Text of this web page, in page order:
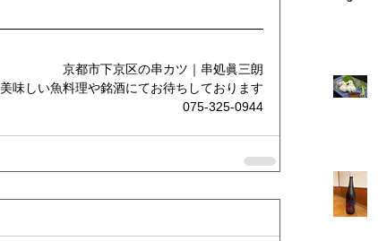
京都市下京区の串カツ｜串処眞三朗
美味しい魚料理や銘酒にてお待ちしております
075-325-0944